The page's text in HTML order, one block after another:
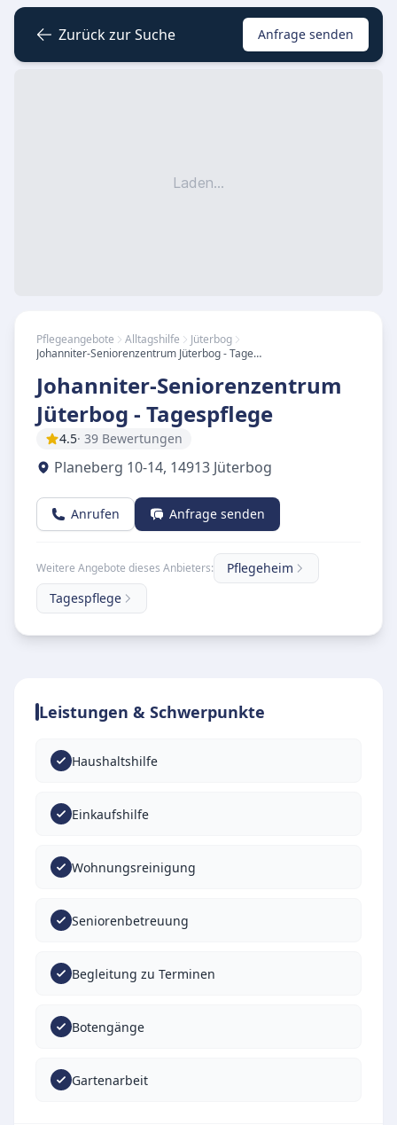
Zurück zur Suche Anfrage senden
Laden...
Pflegeangebote Alltagshilfe
Jüterbog
Johanniter-Seniorenzentrum Jüterbog - Tagespflege
Johanniter-Seniorenzentrum
Jüterbog - Tagespflege
4.5· 39 Bewertungen
Planeberg 10-14, 14913 Jüterbog
Anrufen Anfrage senden
Weitere Angebote dieses Anbieters:
Pflegeheim
Tagespflege
Leistungen & Schwerpunkte
Haushaltshilfe
Einkaufshilfe
Wohnungsreinigung
Seniorenbetreuung
Begleitung zu Terminen
Botengänge
Gartenarbeit